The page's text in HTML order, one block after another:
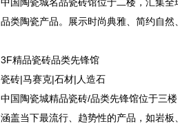
中国陶瓷城名品瓷砖馆位于二楼，汇集
品类陶瓷产品。展示时尚典雅、简约自
3F精品瓷砖品类先锋馆
瓷砖|马赛克|石材|人造石
中国陶瓷城精品瓷砖/品类先锋馆位于三
涵盖当下最流行、趋势性的产品，如岩